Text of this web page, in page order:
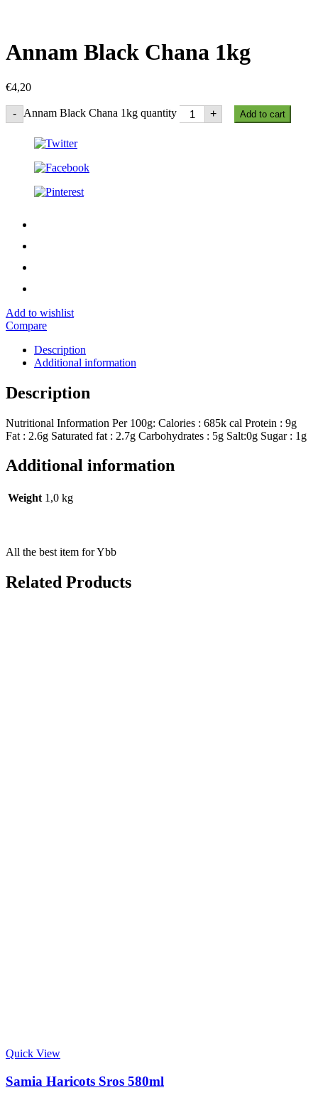
Annam Black Chana 1kg
€4,20
- Annam Black Chana 1kg quantity + Add to cart
Add to wishlist
Compare
Description
Additional information
Description
Nutritional Information Per 100g: Calories : 685k cal Protein : 9g
Fat : 2.6g Saturated fat : 2.7g Carbohydrates : 5g Salt:0g Sugar : 1g
Additional information
Weight 1,0 kg
All the best item for Ybb
Related Products
Quick View
Samia Haricots Sros 580ml